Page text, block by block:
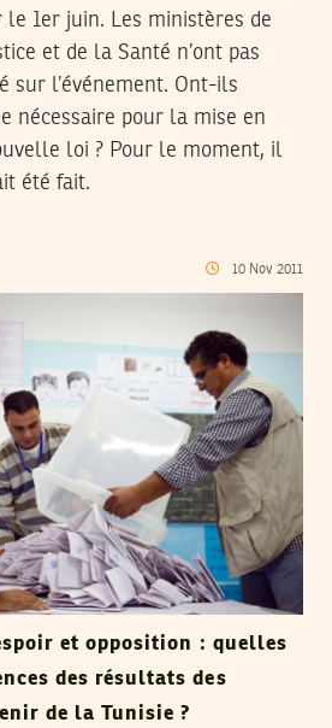
1er juin. Les ministères de
et de la Santé n’ont pas
sur l’événement. Ont-ils
nécessaire pour la mise en
loi ? Pour le moment, il
été fait.
10 Nov 2011
et opposition : quelles
des résultats des
de la Tunisie ?